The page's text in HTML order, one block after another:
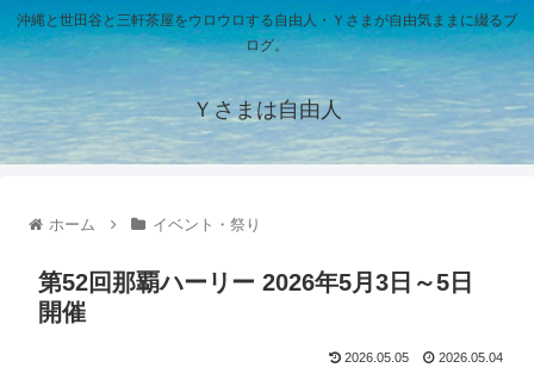
沖縄と世田谷と三軒茶屋をウロウロする自由人・Ｙさまが自由気ままに綴るブ
ログ。
Ｙさまは自由人
ホーム イベント・祭り
第52回那覇ハーリー 2026年5月3日～5日
開催
2026.05.05 2026.05.04